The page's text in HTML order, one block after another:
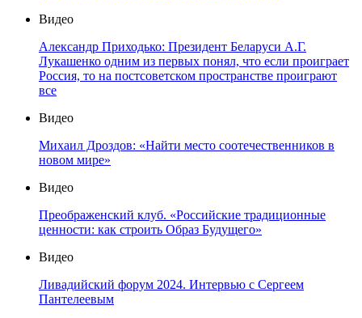
Видео
Александр Приходько: Президент Беларуси А.Г.
Лукашенко одним из первых понял, что если проиграет
Россия, то на постсоветском пространстве проиграют
все
Видео
Михаил Дроздов: «Найти место соотечественников в
новом мире»
Видео
Преображенский клуб. «Российские традиционные
ценности: как строить Образ Будущего»
Видео
Ливадийский форум 2024. Интервью с Сергеем
Пантелеевым